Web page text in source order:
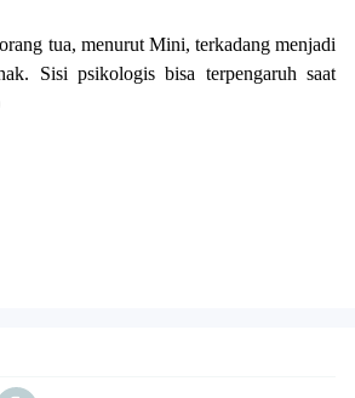
tua, menurut Mini, terkadang menjadi
Sisi psikologis bisa terpengaruh saat